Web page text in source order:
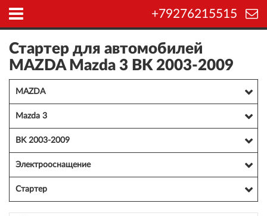
+79276215515
Стартер для автомобилей
MAZDA Mazda 3 BK 2003-2009
MAZDA
Mazda 3
BK 2003-2009
Электрооснащение
Стартер